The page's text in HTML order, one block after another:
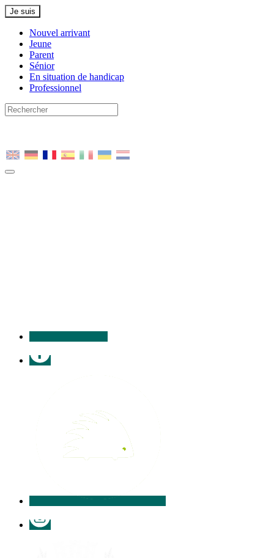
Je suis
Nouvel arrivant
Jeune
Parent
Sénior
En situation de handicap
Professionnel